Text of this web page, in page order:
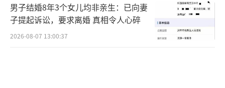
谢女士夫妇要求道歉并退款
不管是无罪推论，还是打人的手势问题，
男子结婚8年3个女儿均非亲生：已向妻
子提起诉讼，要求离婚 真相令人心碎
2026-08-07 13:00:37